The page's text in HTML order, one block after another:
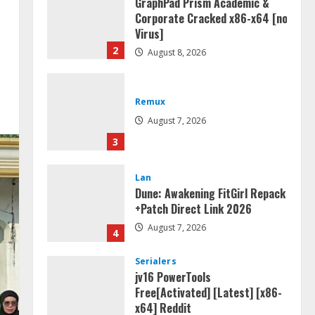
2
Corporate Cracked x86-x64 [no
Virus]
August 8, 2026
3
Remux
August 7, 2026
4
Lan
Dune: Awakening FitGirl Repack
+Patch Direct Link 2026
August 7, 2026
Serialers
jv16 PowerTools
Free[Activated] [Latest] [x86-
x64] Reddit